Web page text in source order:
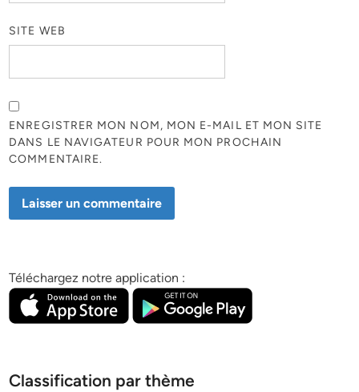
SITE WEB
ENREGISTRER MON NOM, MON E-MAIL ET MON SITE
DANS LE NAVIGATEUR POUR MON PROCHAIN
COMMENTAIRE.
Téléchargez notre application :
Classification par thème